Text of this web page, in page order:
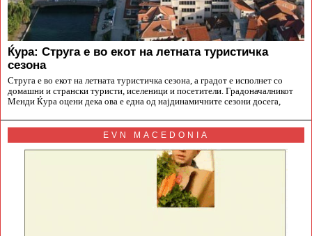
Ќура: Струга е во екот на летната туристичка
сезона
Струга е во екот на летната туристичка сезона, а градот е исполнет со
домашни и странски туристи, иселеници и посетители. Градоначалникот
Менди Ќура оцени дека ова е една од најдинамичните сезони досега,
EVN MACEDONIA